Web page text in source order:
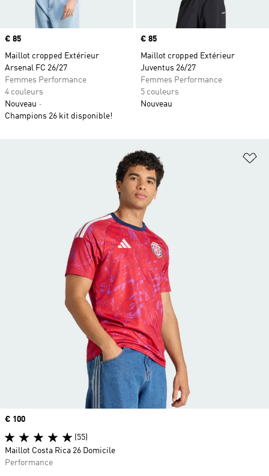
Prix
€ 85
Maillot cropped Extérieur
Arsenal FC 26/27
Femmes Performance
4 couleurs
Nouveau
Champions 26 kit disponible!
Prix
€ 85
Maillot cropped Extérieur
Juventus 26/27
Femmes Performance
5 couleurs
Nouveau
Prix
€ 100
(55)
Maillot Costa Rica 26 Domicile
Performance